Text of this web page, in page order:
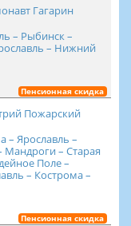
Гагарин
– Рыбинск –
– Нижний
Пенсионная скидка
Пожарский
– Ярославль –
– Старая
Поле –
– Кострома –
Пенсионная скидка